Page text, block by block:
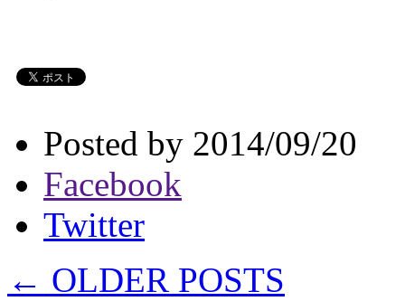
Posted by 2014/09/20
Facebook
Twitter
← OLDER POSTS